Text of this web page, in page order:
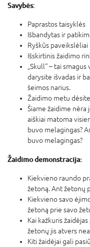
Savybės:
Paprastos taisyklės
Išbandytas ir
Ryškūs paveikslėliai
Išskirtinis žaidimo
„Skull“ – tai
darysite išvadas ir
šeimos narius.
Žaidimo metu
Šiame žaidime nėra
aiškiai matoma
buvo melagingas?
buvo melagingas?
Žaidimo demonstracija:
Kiekvieno raundo
žetoną. Ant žetonų
Kiekvieno savo
žetoną prie savo
Kai kažkuris
žetonų jis atvers
Kiti žaidėjai gali